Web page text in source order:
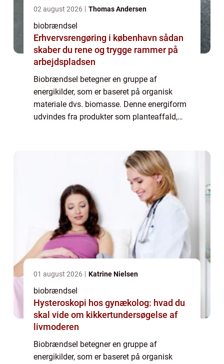
02 august 2026 Thomas Andersen
biobrændsel
Erhvervsrengøring i københavn sådan
skaber du rene og trygge rammer på
arbejdspladsen
Biobrændsel betegner en gruppe af
energikilder, som er baseret på organisk
materiale dvs. biomasse. Denne energiform
udvindes fra produkter som planteaffald,
01 august 2026 Katrine Nielsen
biobrændsel
Hysteroskopi hos gynækolog: hvad du
skal vide om kikkertundersøgelse af
livmoderen
Biobrændsel betegner en gruppe af
energikilder, som er baseret på organisk